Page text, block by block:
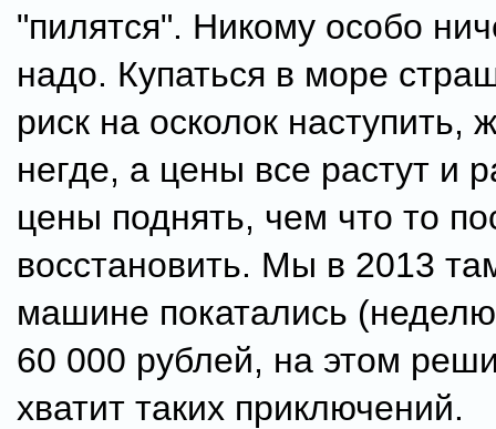
"пилятся". Никому особо
надо. Купаться в море
риск на осколок наступить,
негде, а цены все растут и
цены поднять, чем что то
восстановить. Мы в 2013
машине покатались
60 000 рублей, на этом
хватит таких приключений.